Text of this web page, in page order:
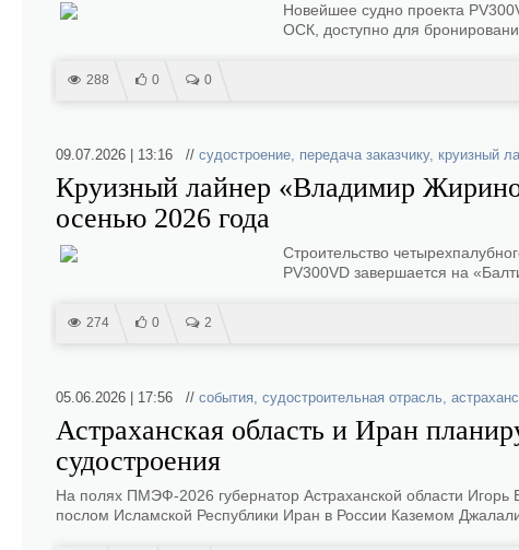
Новейшее судно проекта
ОСК, доступно для
288 0 0
09.07.2026 | 13:16 // судостроение, передача заказчику, круизный
Круизный лайнер «Владимир
осенью 2026 года
Строительство
PV300VD завершается на
274 0 2
05.06.2026 | 17:56 // события, судостроительная отрасль,
Астраханская область и Иран
судостроения
На полях ПМЭФ-2026 губернатор Астраханской области
послом Исламской Республики Иран в России Каземом